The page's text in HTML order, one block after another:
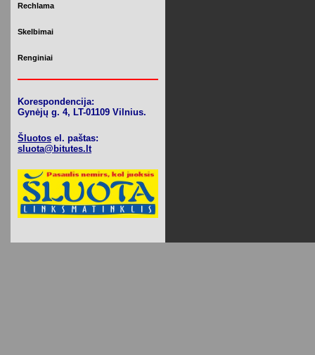
Rechlama
Skelbimai
Renginiai
Korespondencija:
Gynėjų g. 4, LT-01109 Vilnius.
Šluotos el. paštas:
sluota@bitutes.lt